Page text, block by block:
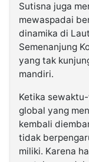
Sutisna juga
mewaspadai
dinamika di
Semenanjung
yang tak
mandiri.
Ketika
global yang
kembali
tidak
miliki. Karena